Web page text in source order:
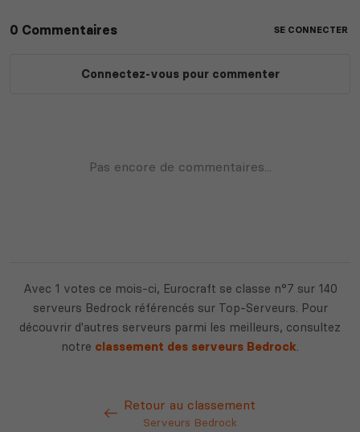
Avec 1 votes ce mois-ci, Eurocraft se classe n°7 sur 140
serveurs Bedrock référencés sur Top-Serveurs. Pour
découvrir d'autres serveurs parmi les meilleurs, consultez
notre classement des serveurs Bedrock.
Retour au classement
Serveurs Bedrock